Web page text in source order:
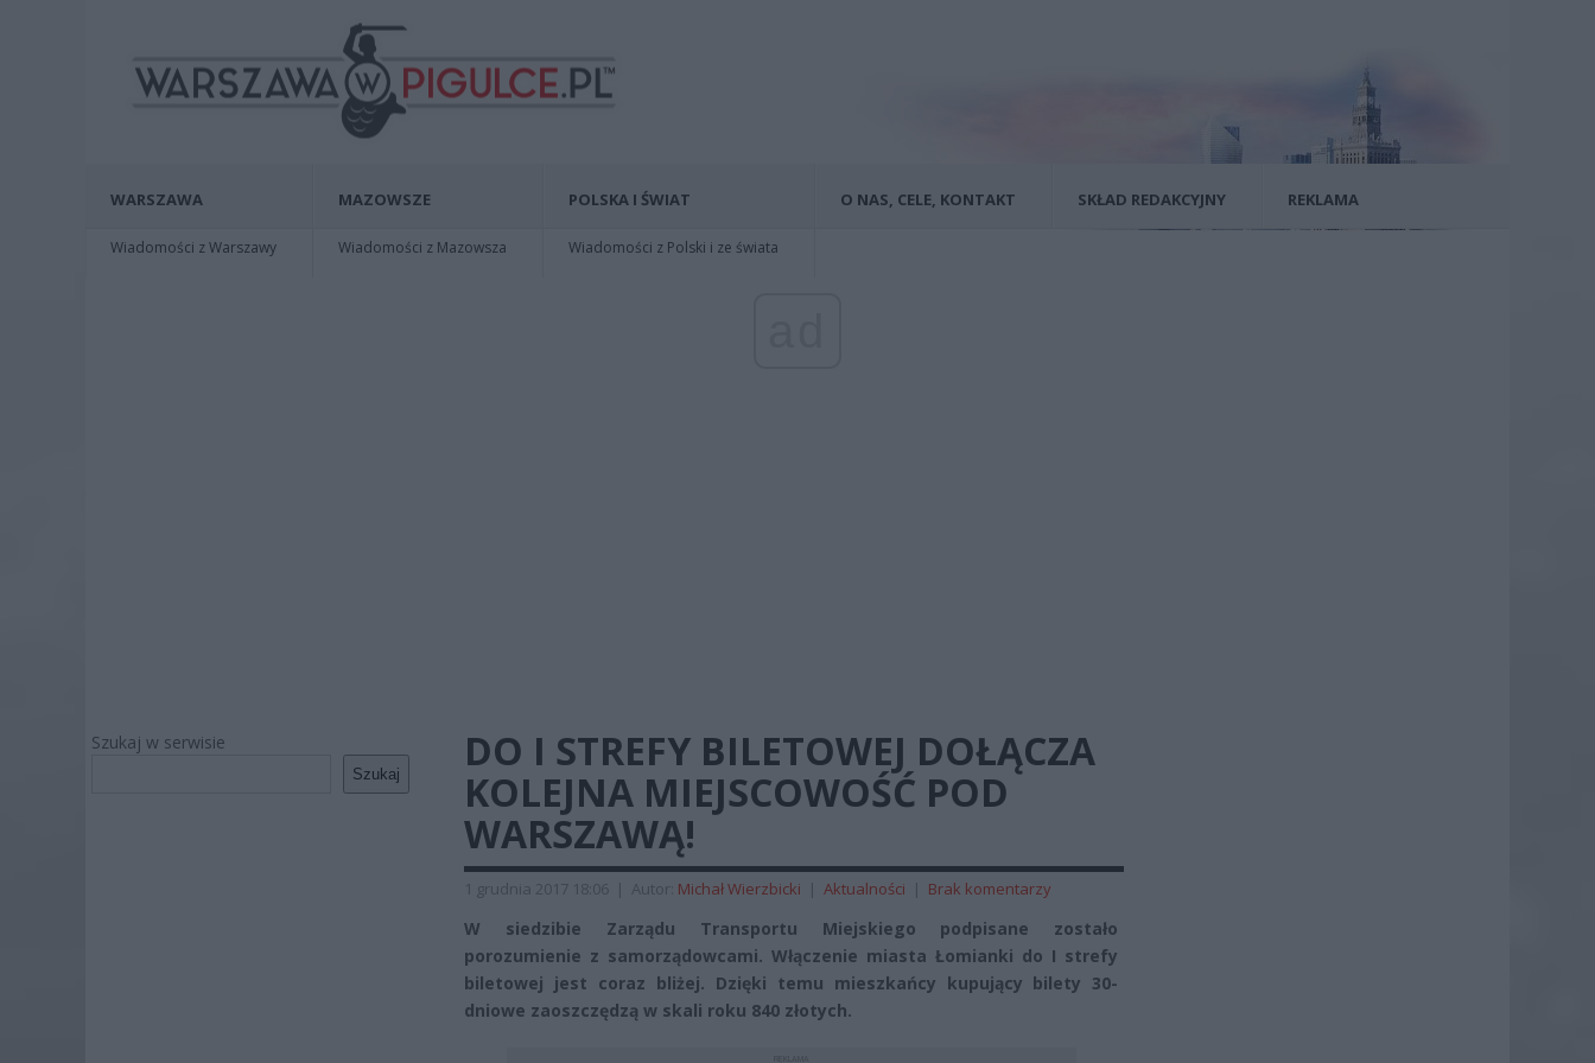
WARSZAWA
Wiadomości z Warszawy
MAZOWSZE
Wiadomości z Mazowsza
POLSKA I ŚWIAT
Wiadomości z Polski i ze świata
O NAS, CELE, KONTAKT SKŁAD REDAKCYJNY REKLAMA
Szukaj w serwisie
Szukaj
DO I STREFY BILETOWEJ DOŁĄCZA
KOLEJNA MIEJSCOWOŚĆ POD
WARSZAWĄ!
1 grudnia 2017 18:06 | Autor: Michał Wierzbicki | Aktualności | Brak komentarzy
W siedzibie Zarządu Transportu Miejskiego podpisane zostało
porozumienie z samorządowcami. Włączenie miasta Łomianki do I strefy
biletowej jest coraz bliżej. Dzięki temu mieszkańcy kupujący bilety 30-
dniowe zaoszczędzą w skali roku 840 złotych.